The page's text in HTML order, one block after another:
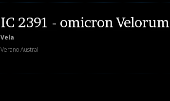
IC 2391 - omicron Velorum
Vela
Verano Austral